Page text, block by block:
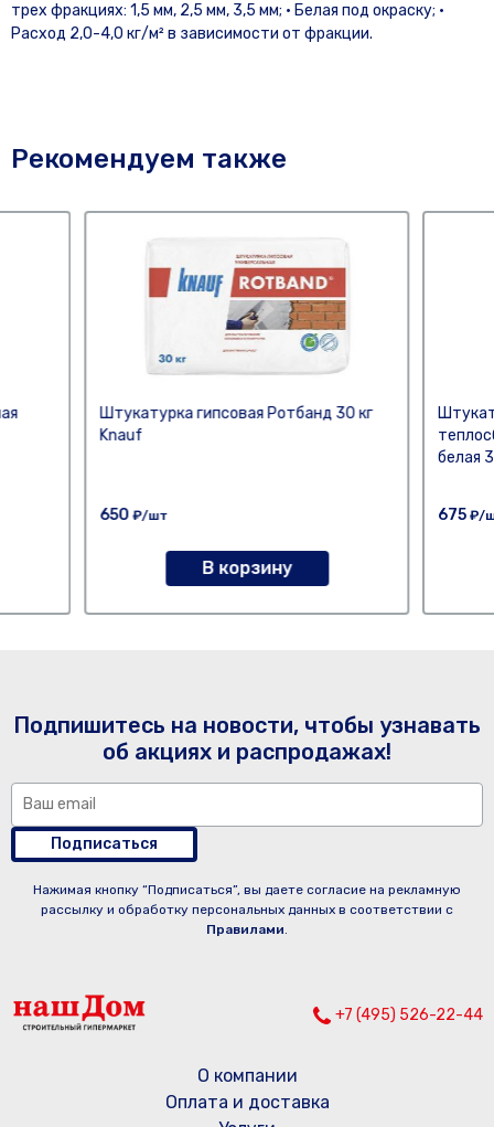
трех фракциях: 1,5 мм, 2,5 мм, 3,5 мм; • Белая под окраску; •
Расход 2,0-4,0 кг/м² в зависимости от фракции.
Рекомендуем также
Штукатурка гипсовая Ротбанд 30 кг
Knauf
650 ₽/шт
В корзину
белая
675 ₽/
Подпишитесь на новости, чтобы узнавать
об акциях и распродажах!
Подписаться
Нажимая кнопку “Подписаться”, вы даете согласие на рекламную
рассылку и обработку персональных данных в соответствии с
Правилами.
+7 (495) 526-22-44
О компании
Оплата и доставка